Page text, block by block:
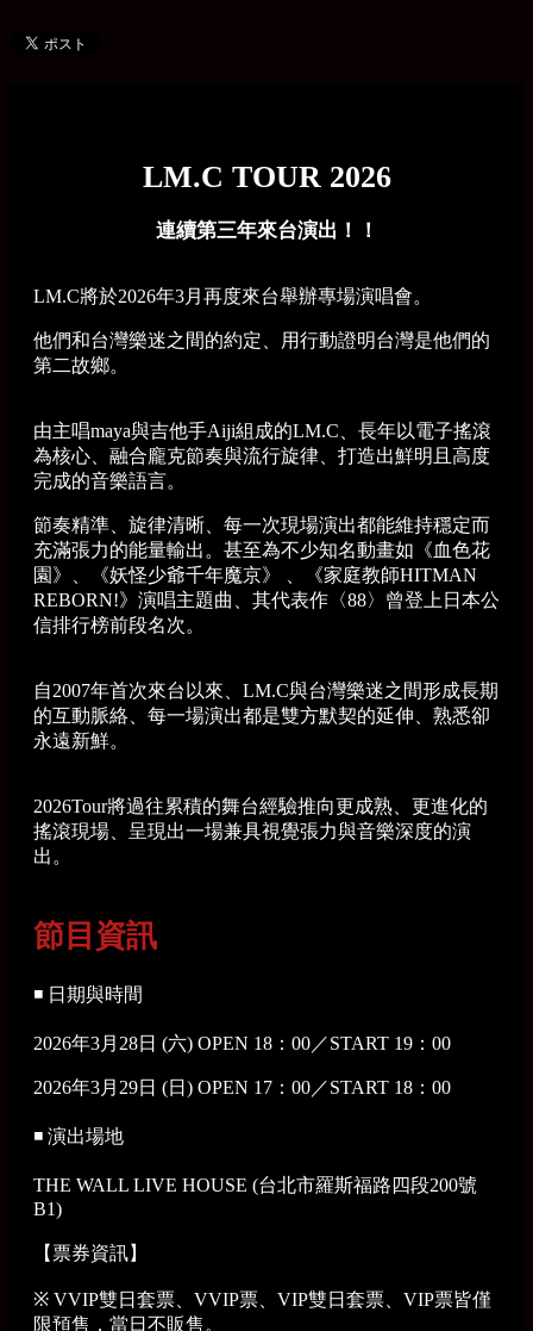
LM.C TOUR 2026
連續第三年來台演出！！
LM.C將於2026年3月再度來台舉辦專場演唱會。
他們和台灣樂迷之間的約定、用行動證明台灣是他們的
第二故鄉。
由主唱maya與吉他手Aiji組成的LM.C、長年以電子搖滾
為核心、融合龐克節奏與流行旋律、打造出鮮明且高度
完成的音樂語言。
節奏精準、旋律清晰、每一次現場演出都能維持穩定而
充滿張力的能量輸出。甚至為不少知名動畫如《血色花
園》、《妖怪少爺千年魔京》 、《家庭教師HITMAN
REBORN!》演唱主題曲、其代表作〈88〉曾登上日本公
信排行榜前段名次。
自2007年首次來台以來、LM.C與台灣樂迷之間形成長期
的互動脈絡、每一場演出都是雙方默契的延伸、熟悉卻
永遠新鮮。
2026Tour將過往累積的舞台經驗推向更成熟、更進化的
搖滾現場、呈現出一場兼具視覺張力與音樂深度的演
出。
節目資訊
◾ 日期與時間
2026年3月28日 (六) OPEN 18：00／START 19：00
2026年3月29日 (日) OPEN 17：00／START 18：00
◾ 演出場地
THE WALL LIVE HOUSE (台北市羅斯福路四段200號
B1)
【票券資訊】
※ VVIP雙日套票、VVIP票、VIP雙日套票、VIP票皆僅
限預售，當日不販售。